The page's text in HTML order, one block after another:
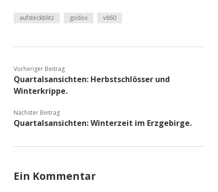
aufsteckblitz godox v860
Vorheriger Beitrag
Quartalsansichten: Herbstschlösser und
Winterkrippe.
Nächster Beitrag
Quartalsansichten: Winterzeit im Erzgebirge.
Ein Kommentar